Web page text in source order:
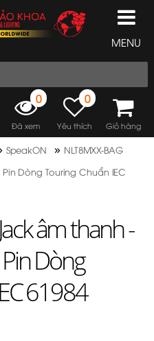
MENU
0
Đã xem
0
Yêu thích Giỏ hàng
SpeakON » NLT8MXX-BAG
Dòng Touring Chuẩn IEC
âm thanh -
Dòng
61984